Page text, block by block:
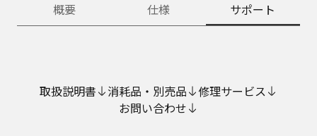
概要 仕様 サポート
取扱説明書 消耗品・別売品
修理サービス
お問い合わせ